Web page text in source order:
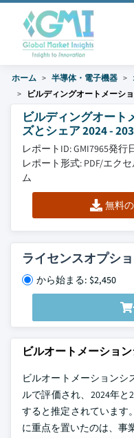
ホーム 半導体・電子機器
ビルディングオートメーシ
ビルディングオート
ズとシェア 2024 -
レポートID: GMI7965発行
レポート形式: PDF/エク
ム
無料
ライセンスオプシ
から始まる: $2,450
ビルオートメーショ
ビルオートメーションシ
ルで評価され、2024年と
すると推定されています
に重点を置いたのは、事